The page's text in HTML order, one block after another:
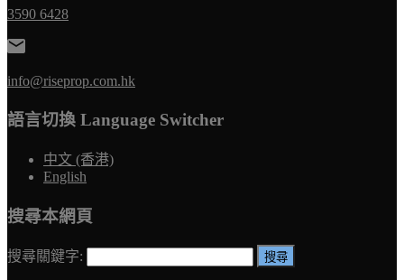
3590 6428
info@riseprop.com.hk
語言切換 Language Switcher
中文 (香港)
English
搜尋本網頁
搜尋關鍵字: